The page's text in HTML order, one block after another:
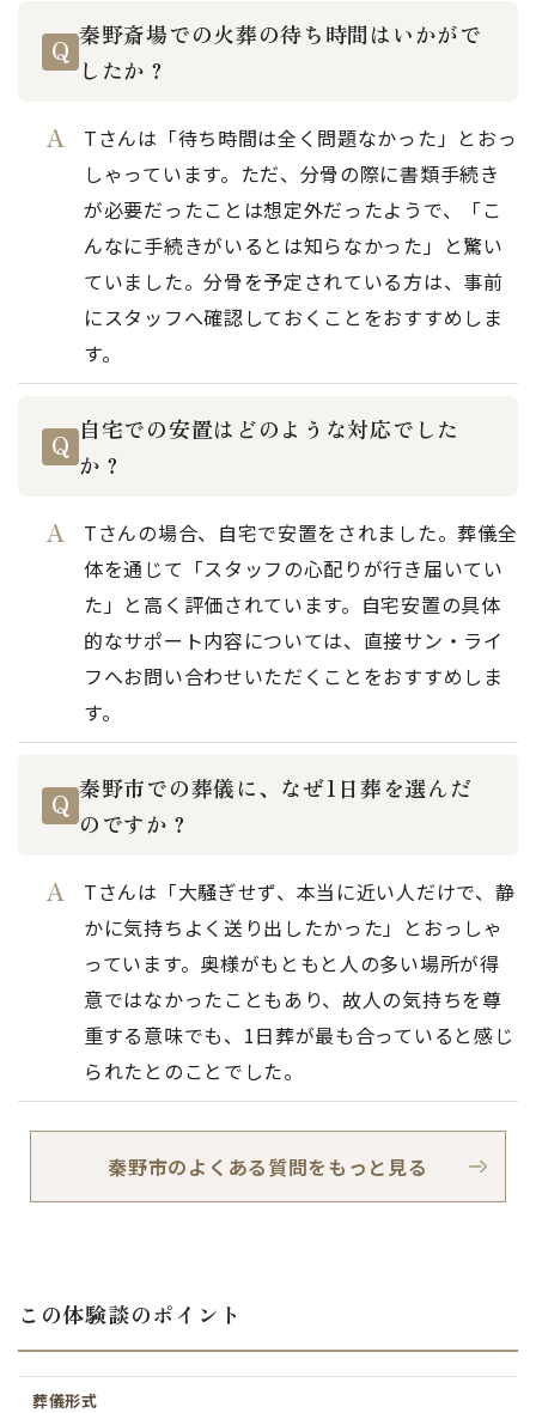
秦野斎場での火葬の待ち時間はいかがで
したか？
Tさんは「待ち時間は全く問題なかった」とおっ
しゃっています。ただ、分骨の際に書類手続き
が必要だったことは想定外だったようで、「こ
んなに手続きがいるとは知らなかった」と驚い
ていました。分骨を予定されている方は、事前
にスタッフへ確認しておくことをおすすめしま
す。
自宅での安置はどのような対応でした
か？
Tさんの場合、自宅で安置をされました。葬儀全
体を通じて「スタッフの心配りが行き届いてい
た」と高く評価されています。自宅安置の具体
的なサポート内容については、直接サン・ライ
フへお問い合わせいただくことをおすすめしま
す。
秦野市での葬儀に、なぜ1日葬を選んだ
のですか？
Tさんは「大騒ぎせず、本当に近い人だけで、静
かに気持ちよく送り出したかった」とおっしゃ
っています。奥様がもともと人の多い場所が得
意ではなかったこともあり、故人の気持ちを尊
重する意味でも、1日葬が最も合っていると感じ
られたとのことでした。
秦野市のよくある質問をもっと見る
この体験談のポイント
葬儀形式